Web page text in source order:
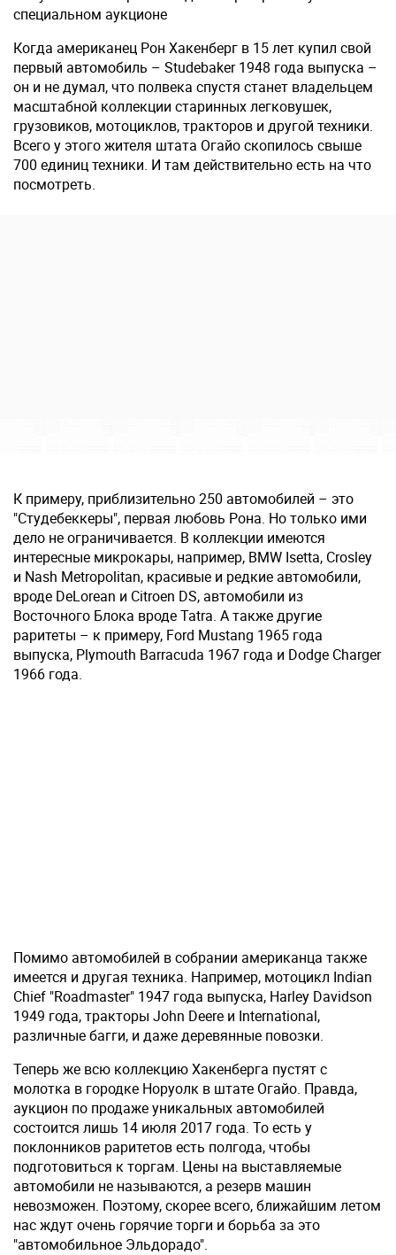
специальном аукционе
Когда американец Рон Хакенберг в 15 лет купил свой
первый автомобиль – Studebaker 1948 года выпуска –
он и не думал, что полвека спустя станет владельцем
масштабной коллекции старинных легковушек,
грузовиков, мотоциклов, тракторов и другой техники.
Всего у этого жителя штата Огайо скопилось свыше
700 единиц техники. И там действительно есть на что
посмотреть.
К примеру, приблизительно 250 автомобилей – это
"Студебеккеры", первая любовь Рона. Но только ими
дело не ограничивается. В коллекции имеются
интересные микрокары, например, BMW Isetta, Crosley
и Nash Metropolitan, красивые и редкие автомобили,
вроде DeLorean и Citroen DS, автомобили из
Восточного Блока вроде Tatra. А также другие
раритеты – к примеру, Ford Mustang 1965 года
выпуска, Plymouth Barracuda 1967 года и Dodge Charger
1966 года.
Помимо автомобилей в собрании американца также
имеется и другая техника. Например, мотоцикл Indian
Chief "Roadmaster" 1947 года выпуска, Harley Davidson
1949 года, тракторы John Deere и International,
различные багги, и даже деревянные повозки.
Теперь же всю коллекцию Хакенберга пустят с
молотка в городке Норуолк в штате Огайо. Правда,
аукцион по продаже уникальных автомобилей
состоится лишь 14 июля 2017 года. То есть у
поклонников раритетов есть полгода, чтобы
подготовиться к торгам. Цены на выставляемые
автомобили не называются, а резерв машин
невозможен. Поэтому, скорее всего, ближайшим летом
нас ждут очень горячие торги и борьба за это
"автомобильное Эльдорадо".